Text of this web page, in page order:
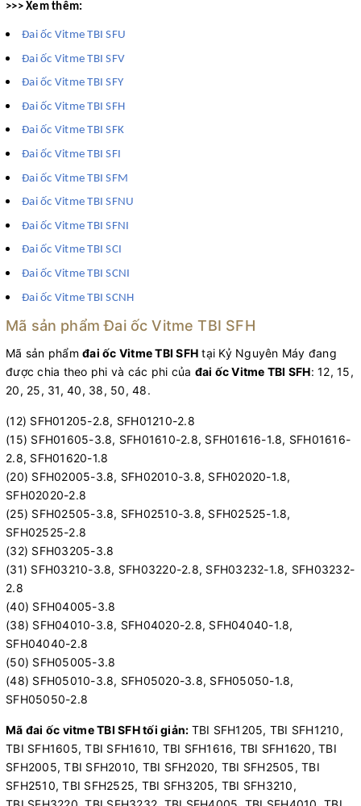
>>> Xem thêm:
Đai ốc Vitme TBI SFU
Đai ốc Vitme TBI SFV
Đai ốc Vitme TBI SFY
Đai ốc Vitme TBI SFH
Đai ốc Vitme TBI SFK
Đai ốc Vitme TBI SFI
Đai ốc Vitme TBI SFM
Đai ốc Vitme TBI SFNU
Đai ốc Vitme TBI SFNI
Đai ốc Vitme TBI SCI
Đai ốc Vitme TBI SCNI
Đai ốc Vitme TBI SCNH
Mã sản phẩm Đai ốc Vitme TBI SFH
Mã sản phẩm đai ốc Vitme TBI SFH tại Kỷ Nguyên Máy đang
được chia theo phi và các phi của đai ốc Vitme TBI SFH: 12, 15,
20, 25, 31, 40, 38, 50, 48.
(12) SFH01205-2.8, SFH01210-2.8
(15) SFH01605-3.8, SFH01610-2.8, SFH01616-1.8, SFH01616-
2.8, SFH01620-1.8
(20) SFH02005-3.8, SFH02010-3.8, SFH02020-1.8,
SFH02020-2.8
(25) SFH02505-3.8, SFH02510-3.8, SFH02525-1.8,
SFH02525-2.8
(32) SFH03205-3.8
(31) SFH03210-3.8, SFH03220-2.8, SFH03232-1.8, SFH03232-
2.8
(40) SFH04005-3.8
(38) SFH04010-3.8, SFH04020-2.8, SFH04040-1.8,
SFH04040-2.8
(50) SFH05005-3.8
(48) SFH05010-3.8, SFH05020-3.8, SFH05050-1.8,
SFH05050-2.8
Mã đai ốc vitme TBI SFH tối giản: TBI SFH1205, TBI SFH1210,
TBI SFH1605, TBI SFH1610, TBI SFH1616, TBI SFH1620, TBI
SFH2005, TBI SFH2010, TBI SFH2020, TBI SFH2505, TBI
SFH2510, TBI SFH2525, TBI SFH3205, TBI SFH3210,